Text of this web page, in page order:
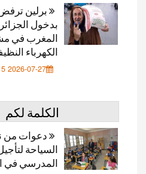
برلين
بدخول
المغرب في
الكهرباء
2026-07-27 01:28:15
الكلمة لكم
دعوات من
السياحة
المدرسي في